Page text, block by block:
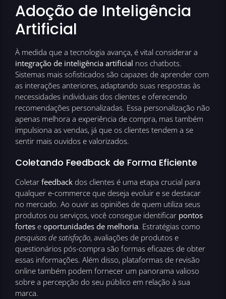
Adoção de Inteligência
Artificial
À medida que a tecnologia avança, é vital considerar a
integração de inteligência artificial nos chatbots.
Sistemas mais sofisticados são capazes de aprender com
as interações anteriores, adaptando suas respostas às
necessidades individuais dos clientes e oferecendo
recomendações personalizadas. Essa personalização não
apenas melhora a experiência de compra, mas também
impulsiona as vendas, já que os clientes tendem a se
sentir mais ouvidos e valorizados.
Coletando Feedback de Forma Eficiente
Coletar feedback dos clientes é uma etapa crucial para
qualquer e-commerce que deseja evoluir e se destacar
no mercado. Ao ouvir as opiniões de quem utiliza seus
produtos ou serviços, você consegue identificar pontos
fortes e oportunidades de melhoria. Estratégias como
pesquisas de satisfação, avaliações de produtos e
questionários pós-compra são formas eficazes de obter
essas informações. Além disso, plataformas de revisão
online também podem fornecer um panorama valioso
sobre a percepção do seu público em relação à sua
marca.